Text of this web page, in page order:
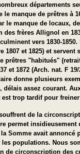
départements
le manque de prêtres à
le manque de locaux,
frères Allignol en
vers 1830-
1807 et 1825) et
prêtres "habitués"
et 1872 (Arch. nat. F
donne plusieurs
assez courant.
est trop tardif pour
de la
permet
Somme avait annoncé
les populations. Nous
de circonscription des